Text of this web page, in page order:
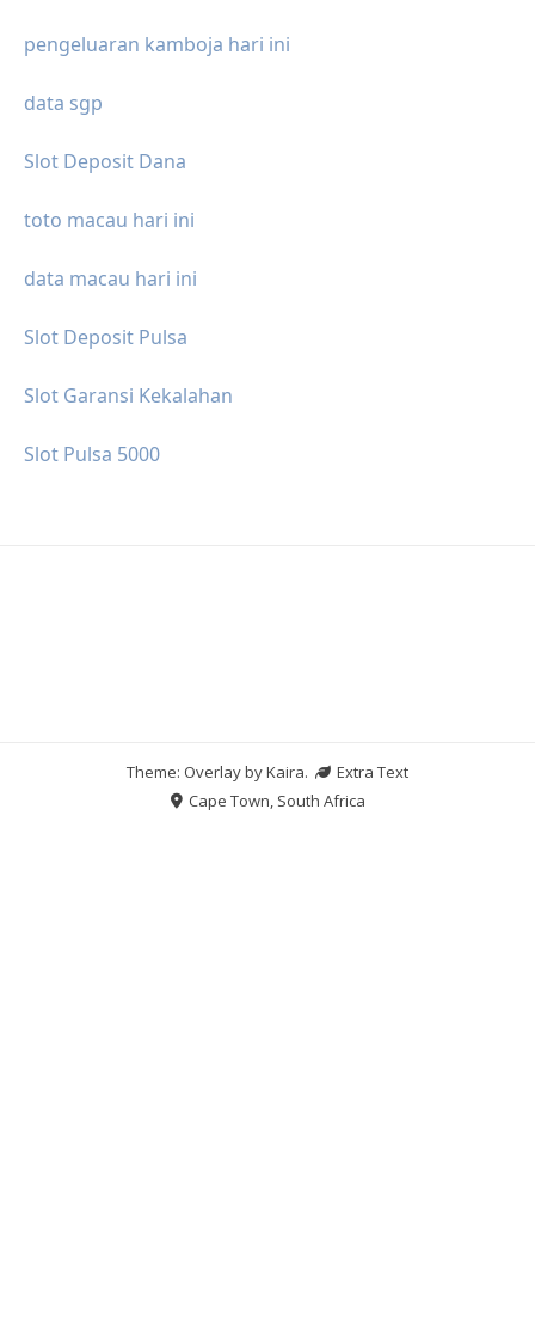
pengeluaran kamboja hari ini
data sgp
Slot Deposit Dana
toto macau hari ini
data macau hari ini
Slot Deposit Pulsa
Slot Garansi Kekalahan
Slot Pulsa 5000
Theme: Overlay byKaira.
Extra Text
Cape Town, South Africa